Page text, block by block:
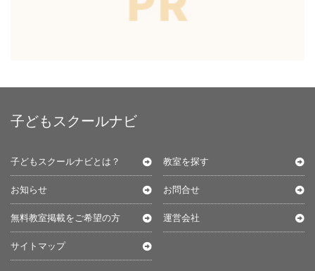
子どもスクールナビ
子どもスクールナビとは？ 教室を探す
お知らせ お問合せ
無料教室掲載をご希望の方 運営会社
サイトマップ